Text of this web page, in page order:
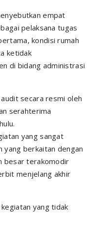
empat
pelaksana tugas
kondisi rumah
ketidak
di bidang administrasi
secara resmi oleh
serahterima
yang sangat
yang berkaitan dengan
besar terakomodir
menjelang akhir
yang tidak